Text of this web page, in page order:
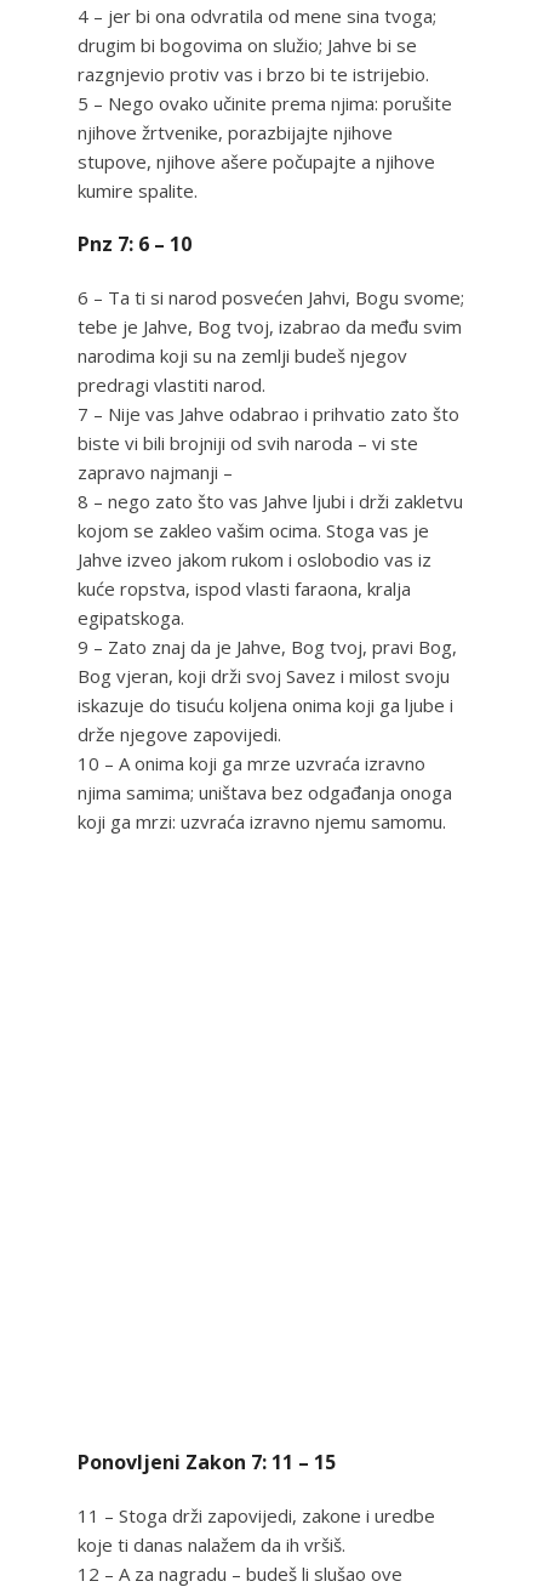
4 – jer bi ona odvratila od mene sina tvoga;
drugim bi bogovima on služio; Jahve bi se
razgnjevio protiv vas i brzo bi te istrijebio.
5 – Nego ovako učinite prema njima: porušite
njihove žrtvenike, porazbijajte njihove
stupove, njihove ašere počupajte a njihove
kumire spalite.
Pnz 7: 6 – 10
6 – Ta ti si narod posvećen Jahvi, Bogu svome;
tebe je Jahve, Bog tvoj, izabrao da među svim
narodima koji su na zemlji budeš njegov
predragi vlastiti narod.
7 – Nije vas Jahve odabrao i prihvatio zato što
biste vi bili brojniji od svih naroda – vi ste
zapravo najmanji –
8 – nego zato što vas Jahve ljubi i drži zakletvu
kojom se zakleo vašim ocima. Stoga vas je
Jahve izveo jakom rukom i oslobodio vas iz
kuće ropstva, ispod vlasti faraona, kralja
egipatskoga.
9 – Zato znaj da je Jahve, Bog tvoj, pravi Bog,
Bog vjeran, koji drži svoj Savez i milost svoju
iskazuje do tisuću koljena onima koji ga ljube i
drže njegove zapovijedi.
10 – A onima koji ga mrze uzvraća izravno
njima samima; uništava bez odgađanja onoga
koji ga mrzi: uzvraća izravno njemu samomu.
Ponovljeni Zakon 7: 11 – 15
11 – Stoga drži zapovijedi, zakone i uredbe
koje ti danas nalažem da ih vršiš.
12 – A za nagradu – budeš li slušao ove